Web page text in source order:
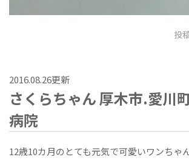
投
2016.08.26更新
さくらちゃん 厚木市.愛川
病院
12歳10カ月のとても元気で可愛いワンちゃ